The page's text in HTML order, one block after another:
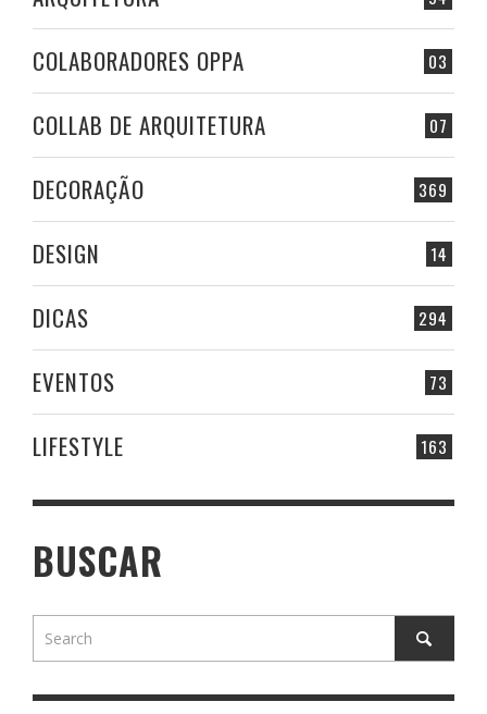
03
COLABORADORES OPPA
07
COLLAB DE ARQUITETURA
369
DECORAÇÃO
14
DESIGN
294
DICAS
73
EVENTOS
163
LIFESTYLE
BUSCAR